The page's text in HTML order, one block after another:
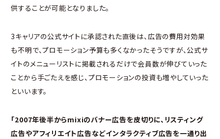
供することが可能となりました。
3キャリアの公式サイトに承認された直後は、広告の費用対効果
も不明で、プロモーション予算も多くなかったそうですが、公式サ
イトのメニューリストに掲載されるだけで会員数が伸びていった
ことから手ごたえを感じ、プロモーションの投資も増やしていった
といいます。
「2007年後半からmixiのバナー広告を皮切りに、リスティング
広告やアフィリエイト広告などインタラクティブ広告を一通り出